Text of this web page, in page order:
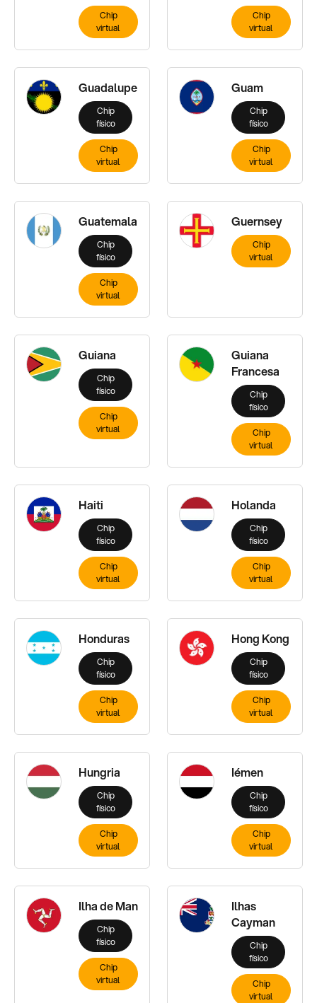
Chip
virtual
Chip
virtual
Guadalupe
Chip
físico
Chip
virtual
Guam
Chip
físico
Chip
virtual
Guatemala
Chip
físico
Chip
virtual
Guernsey
Chip
virtual
Guiana
Chip
físico
Chip
virtual
Guiana
Francesa
Chip
físico
Chip
virtual
Haiti
Chip
físico
Chip
virtual
Holanda
Chip
físico
Chip
virtual
Honduras
Chip
físico
Chip
virtual
Hong Kong
Chip
físico
Chip
virtual
Hungria
Chip
físico
Chip
virtual
Iémen
Chip
físico
Chip
virtual
Ilha de Man
Chip
físico
Chip
virtual
Ilhas
Cayman
Chip
físico
Chip
virtual